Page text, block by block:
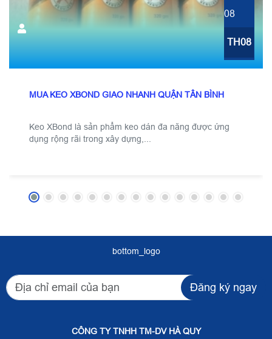
08
TH08
MUA KEO XBOND GIAO NHANH QUẬN TÂN BÌNH
Keo XBond là sản phẩm keo dán đa năng được ứng
dụng rộng rãi trong xây dựng,...
bottom_logo
Đăng ký ngay
CÔNG TY TNHH TM-DV HÀ QUY